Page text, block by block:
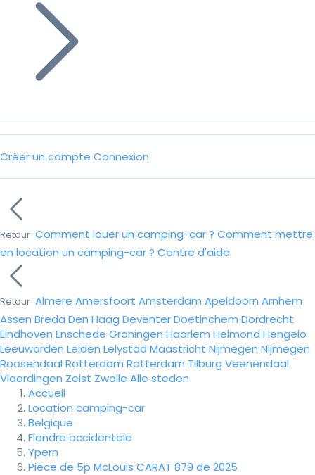
Créer un compte Connexion
Retour Comment louer un camping-car ? Comment mettre
en location un camping-car ? Centre d'aide
Retour Almere Amersfoort Amsterdam Apeldoorn Arnhem
Assen Breda Den Haag DeventerDoetinchem Dordrecht
Eindhoven Enschede Groningen Haarlem Helmond Hengelo
Leeuwarden Leiden Lelystad Maastricht Nijmegen Nijmegen
Roosendaal Rotterdam Rotterdam Tilburg Veenendaal
Vlaardingen Zeist Zwolle Alle steden
Accueil
Location camping-car
Belgique
Flandre occidentale
Ypern
Pièce de 5p McLouis CARAT 879 de 2025